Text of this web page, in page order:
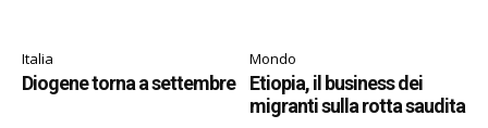
Italia
Diogene torna a settembre
Mondo
Etiopia, il business dei
migranti sulla rotta saudita